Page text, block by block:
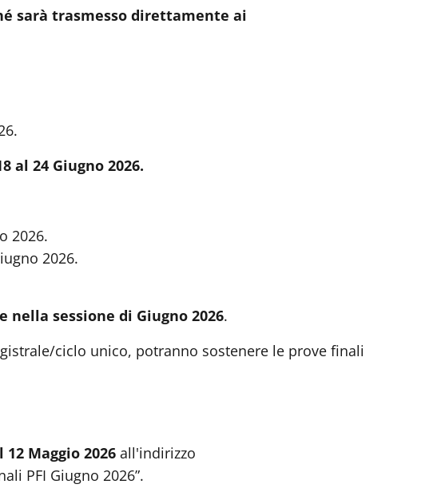
sarà trasmesso direttamente ai
al 24 Giugno 2026.
2026.
2026.
nella sessione di Giugno 2026.
ciclo unico, potranno sostenere le prove finali
Maggio 2026 all'indirizzo
PFI Giugno 2026”.